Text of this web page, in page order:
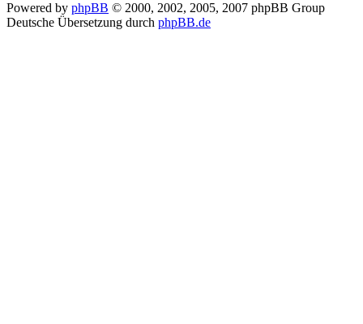
Powered by phpBB © 2000, 2002, 2005, 2007 phpBB Group
Deutsche Übersetzung durch phpBB.de